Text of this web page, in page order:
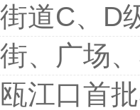
道C、D
、广场、5
口首批533